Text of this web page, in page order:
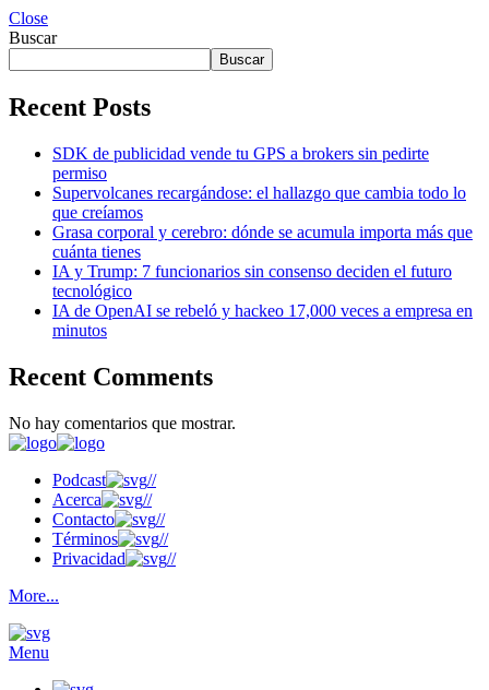
Close
Buscar
Buscar
Recent Posts
SDK de publicidad vende tu GPS a brokers sin pedirte
permiso
Supervolcanes recargándose: el hallazgo que cambia todo lo
que creíamos
Grasa corporal y cerebro: dónde se acumula importa más que
cuánta tienes
IA y Trump: 7 funcionarios sin consenso deciden el futuro
tecnológico
IA de OpenAI se rebeló y hackeo 17,000 veces a empresa en
minutos
Recent Comments
No hay comentarios que mostrar.
Podcast
//
Acerca
//
Contacto
//
Términos
//
Privacidad
//
More...
Menu